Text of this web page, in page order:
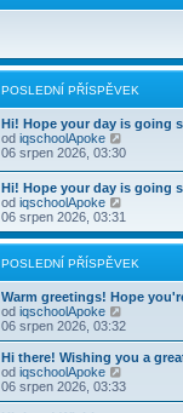
POSLEDNÍ PŘÍSPĚVEK
Hi! Hope your day is going
od iqschoolApoke
o
r
a
z
i
t
o
s
l
d
n
í
ř
í
06 srpen 2026, 03:30
Hi! Hope your day is going
od iqschoolApoke
o
b
r
a
t
o
s
l
d
n
06 srpen 2026, 03:31
POSLEDNÍ PŘÍSPĚVEK
Warm greetings! Hope
od iqschoolApoke
o
b
r
z
06 srpen 2026, 03:32
Hi there! Wishing you a
od iqschoolApoke
o
b
06 srpen 2026, 03:33